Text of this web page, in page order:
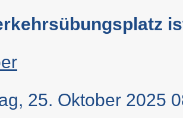
25. Oktober 2025